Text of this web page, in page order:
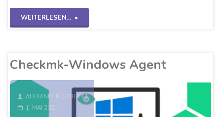
WEITERLESEN...
"Checkmk-
Checkmk-Windows Agent
ALEXANDER COBUCCI
1. MAI 2021